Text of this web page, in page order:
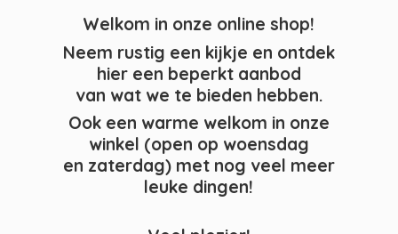
Welkom in onze online shop!
Neem rustig een kijkje en ontdek
hier een beperkt aanbod
van wat we te bieden hebben.
Ook een warme welkom in onze
winkel (open op woensdag
en zaterdag) met nog veel meer
leuke dingen!